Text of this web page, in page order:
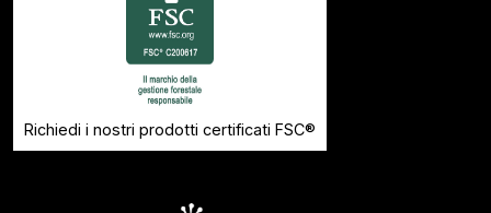
Richiedi i nostri prodotti certificati FSC®